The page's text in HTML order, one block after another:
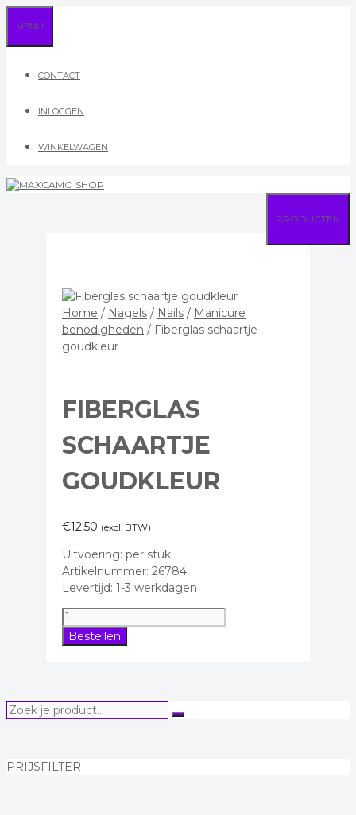
naar
de
MENU
CONTACT
INLOGGEN
WINKELWAGEN
PRODUCTEN
Home / Nagels / Nails / Manicure
benodigheden / Fiberglas schaartje
goudkleur
FIBERGLAS
SCHAARTJE
GOUDKLEUR
€12,50 (excl. BTW)
Uitvoering: per stuk
Artikelnummer: 26784
Levertijd: 1-3 werkdagen
Fiberglas
schaartje
goudkleur
Bestellen
Zoek
Zoeken
PRIJSFILTER